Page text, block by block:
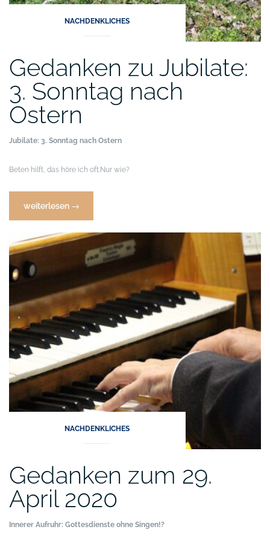
NACHDENKLICHES
Gedanken zu Jubilate:
3. Sonntag nach
Ostern
Jubilate: 3. Sonntag nach Ostern
Beten hilft, das höre ich oft.Nur wie?
„Gedanken
zu
Jubilate:
3.
Sonntag
nach
Ostern“
weiterlesen →
NACHDENKLICHES
Gedanken zum 29.
April 2020
Innerer Aufruhr: Gottesdienste ohne Singen!?